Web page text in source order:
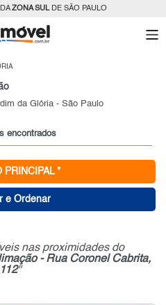
ZONA SULDE SÃO PAULO
da Glória - São Paulo
encontrados
PRINCIPAL *
e Ordenar
nas proximidades do
- Rua Coronel Cabrita,
112"